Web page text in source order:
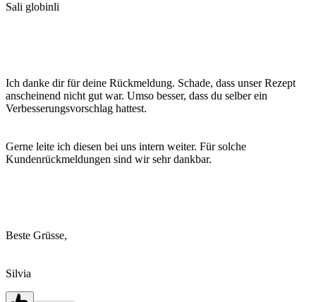
Sali globinli
Ich danke dir für deine Rückmeldung. Schade, dass unser Rezept
anscheinend nicht gut war. Umso besser, dass du selber ein
Verbesserungsvorschlag hattest.
Gerne leite ich diesen bei uns intern weiter. Für solche
Kundenrückmeldungen sind wir sehr dankbar.
Beste Grüsse,
Silvia